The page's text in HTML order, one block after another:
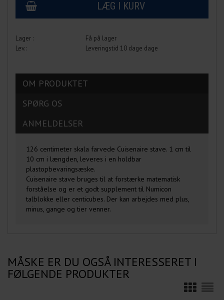
Få på lager
Leveringstid 10 dage dage
OM PRODUKTET
SPØRG OS
ANMELDELSER
126 centimeter skala farvede Cuisenaire stave. 1 cm til
10 cm i længden, leveres i en holdbar
plastopbevaringsæske.
Cuisenaire stave bruges til at forstærke matematisk
forståelse og er et godt supplement til Numicon
talblokke eller centicubes. Der kan arbejdes med plus,
minus, gange og tier venner.
MÅSKE ER DU OGSÅ INTERESSERET I
FØLGENDE PRODUKTER